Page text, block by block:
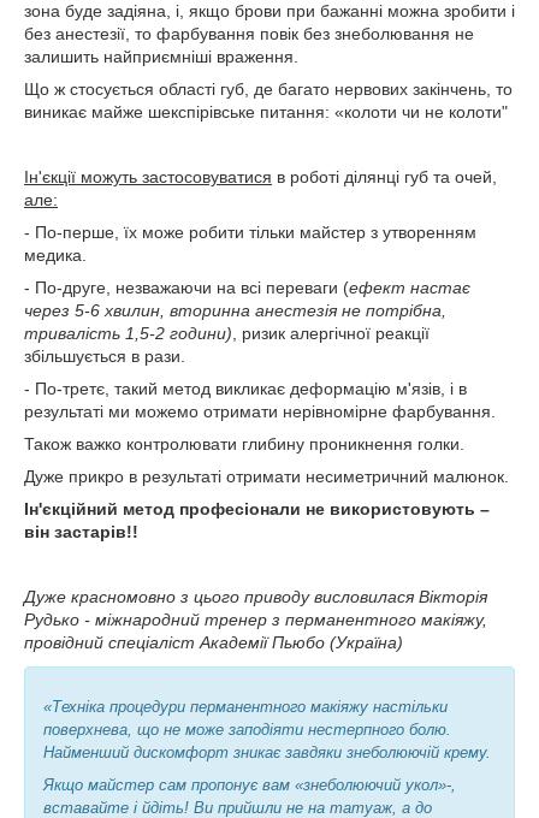
зона буде задіяна, і, якщо брови при бажанні можна зробити і
без анестезії, то фарбування повік без знеболювання не
залишить найприємніші враження.
Що ж стосується області губ, де багато нервових закінчень, то
виникає майже шекспірівське питання: «колоти чи не колоти"
Ін'єкції можуть застосовуватися в роботі ділянці губ та очей,
але:
- По-перше, їх може робити тільки майстер з утворенням
медика.
- По-друге, незважаючи на всі переваги (ефект настає
через 5-6 хвилин, вторинна анестезія не потрібна,
тривалість 1,5-2 години) , ризик алергічної реакції
збільшується в рази.
- По-третє, такий метод викликає деформацію м'язів, і в
результаті ми можемо отримати нерівномірне фарбування.
Також важко контролювати глибину проникнення голки.
Дуже прикро в результаті отримати несиметричний малюнок.
Ін'єкційний метод професіонали не використовують –
він застарів!!
Дуже красномовно з цього приводу висловилася Вікторія
Рудько - міжнародний тренер з перманентного макіяжу,
провідний спеціаліст Академії Пьюбо (Україна)
«Техніка процедури перманентного макіяжу настільки
поверхнева, що не може заподіяти нестерпного болю.
Найменший дискомфорт зникає завдяки знеболюючій крему.
Якщо майстер сам пропонує вам «знеболюючий укол»-,
вставайте і йдіть! Ви прийшли не на татуаж, а до